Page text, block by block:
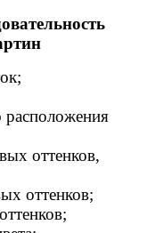
расположения
оттенков,
оттенков;